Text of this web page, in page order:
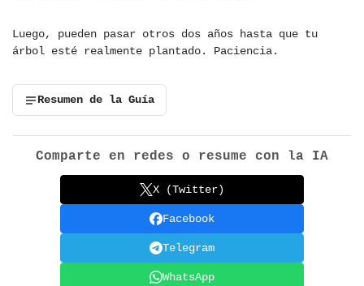
Luego, pueden pasar otros dos años hasta que tu
árbol esté realmente plantado. Paciencia.
Resumen de la Guía
Comparte en redes o resume con la IA
X (Twitter)
Facebook
Telegram
WhatsApp